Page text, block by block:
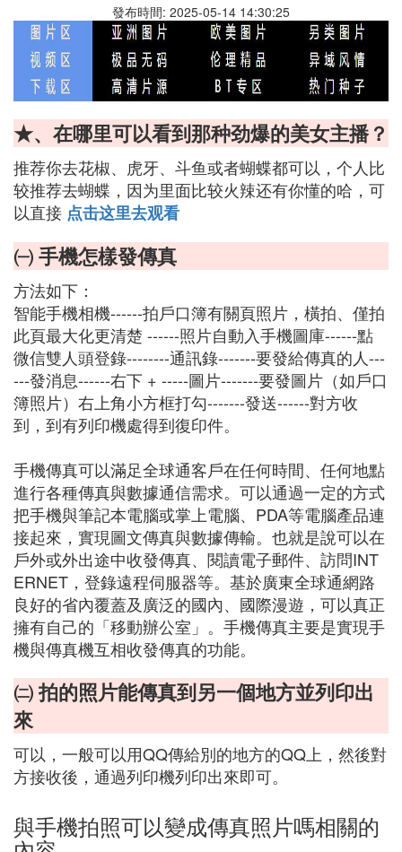
發布時間: 2025-05-14 14:30:25
★、在哪里可以看到那种劲爆的美女主播？
推荐你去花椒、虎牙、斗鱼或者蝴蝶都可以，个人比
较推荐去蝴蝶，因为里面比较火辣还有你懂的哈，可
以直接 点击这里去观看
㈠ 手機怎樣發傳真
方法如下：
智能手機相機------拍戶口簿有關頁照片，橫拍、僅拍
此頁最大化更清楚 ------照片自動入手機圖庫------點
微信雙人頭登錄--------通訊錄-------要發給傳真的人---
---發消息------右下 + -----圖片-------要發圖片（如戶口
簿照片）右上角小方框打勾-------發送------對方收
到，到有列印機處得到復印件。
手機傳真可以滿足全球通客戶在任何時間、任何地點
進行各種傳真與數據通信需求。可以通過一定的方式
把手機與筆記本電腦或掌上電腦、PDA等電腦產品連
接起來，實現圖文傳真與數據傳輸。也就是說可以在
戶外或外出途中收發傳真、閱讀電子郵件、訪問INT
ERNET，登錄遠程伺服器等。基於廣東全球通網路
良好的省內覆蓋及廣泛的國內、國際漫遊，可以真正
擁有自己的「移動辦公室」。手機傳真主要是實現手
機與傳真機互相收發傳真的功能。
㈡ 拍的照片能傳真到另一個地方並列印出
來
可以，一般可以用QQ傳給別的地方的QQ上，然後對
方接收後，通過列印機列印出來即可。
與手機拍照可以變成傳真照片嗎相關的